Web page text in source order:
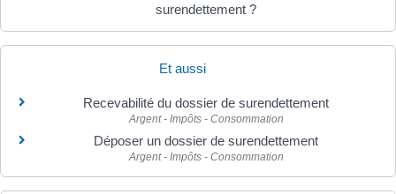
surendettement ?
Et aussi
Recevabilité du dossier de surendettement
Argent - Impôts - Consommation
Déposer un dossier de surendettement
Argent - Impôts - Consommation